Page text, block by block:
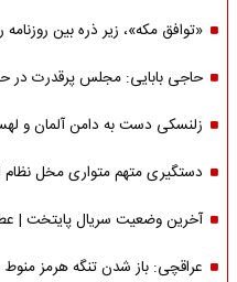
«توافق مکه»، زیر ذره بین روزنامه
حاجی بابایی: مجلس پرقدرت در
زلنسکی دست به دامن آلمان و
دستگیری متهم متواری مخل نظام
آخرین وضعیت سریال پایتخت |
عراقچی: باز شدن تنگه هرمز